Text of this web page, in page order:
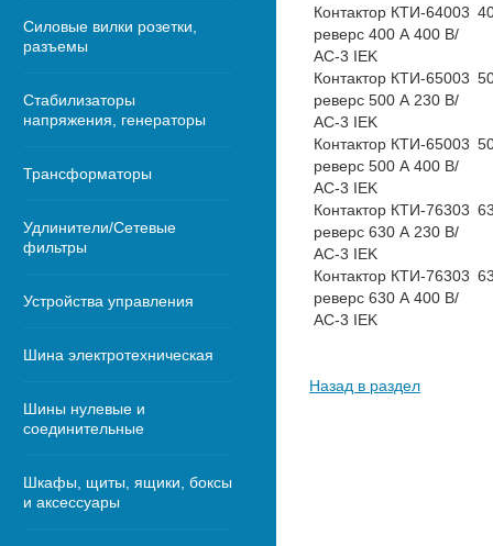
Силовые вилки розетки,
разъемы
Стабилизаторы
напряжения, генераторы
Трансформаторы
Удлинители/Сетевые
фильтры
Устройства управления
Шина электротехническая
Шины нулевые и
соединительные
Шкафы, щиты, ящики, боксы
и аксессуары
Контактор КТИ-64003
реверс 400 А 400 В/
АС-3 IEK
Контактор КТИ-65003
реверс 500 А 230 В/
АС-3 IEK
Контактор КТИ-65003
реверс 500 А 400 В/
АС-3 IEK
Контактор КТИ-76303
реверс 630 А 230 В/
АС-3 IEK
Контактор КТИ-76303
реверс 630 А 400 В/
АС-3 IEK
Назад в раздел